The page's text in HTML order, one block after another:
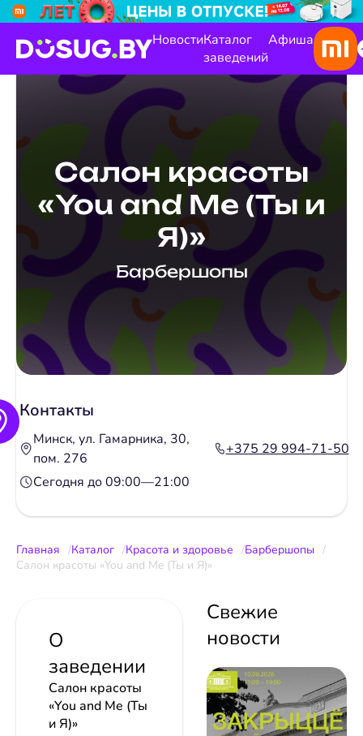
НовостиКаталог
заведений
Афиша
Салон красоты
«You and Me (Ты и
Я)»
Барбершопы
Контакты
Минск, ул. Гамарника, 30,
пом. 276
+375 29 994-71-50
Сегодня до 09:00—21:00
Главная Каталог Красота и здоровье
Барбершопы
Салон красоты «You and Me (Ты и Я)»
О
заведении
Салон красоты
«You and Me (Ты
и Я)»
Свежие
новости